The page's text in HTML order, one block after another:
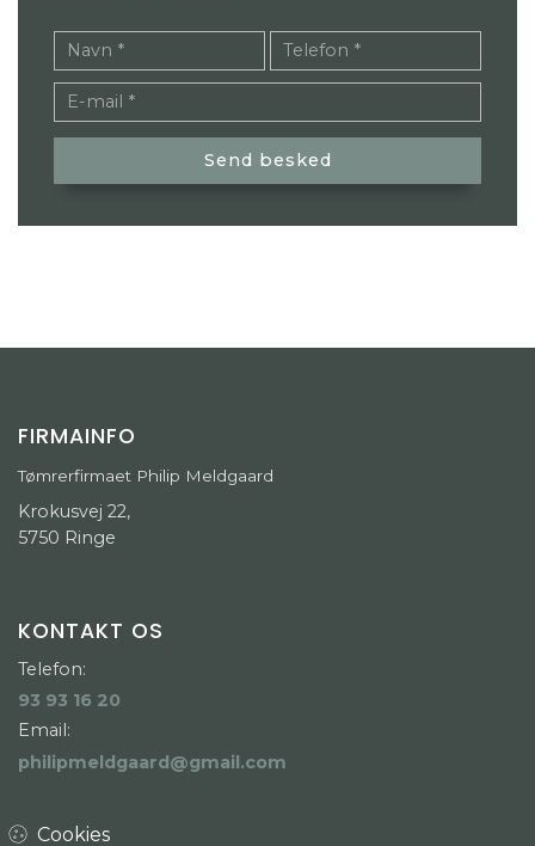
FIRMAINFO
Tømrerfirmaet Philip Meldgaard
Krokusvej 22,
5750 Ringe
KONTAKT OS
Telefon:
93 93 16 20
Email:
philipmeldgaard@gmail.com
Cookies